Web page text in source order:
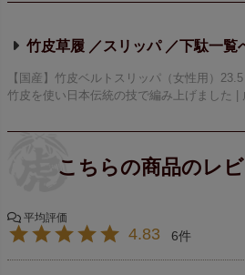
竹皮草履 ／スリッパ ／下駄
【国産】竹皮ベルトスリッパ（女性用）
竹皮を使い日本伝統の技で編み上げました |
4.83 6